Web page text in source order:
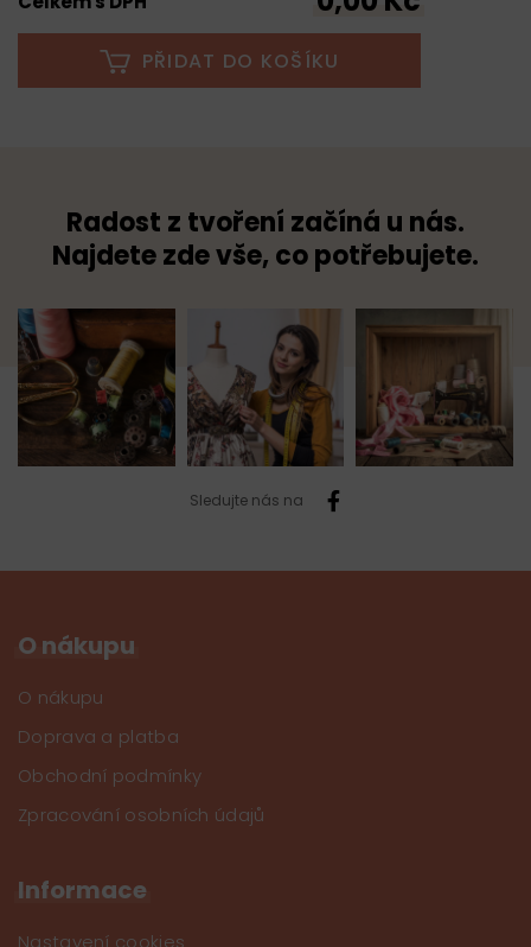
PŘIDAT DO KOŠÍKU
Radost z tvoření začíná u nás.
Najdete zde vše, co potřebujete.
Sledujte nás na
O nákupu
O nákupu
Doprava a platba
Obchodní podmínky
Zpracování osobních údajů
Informace
Nastavení cookies